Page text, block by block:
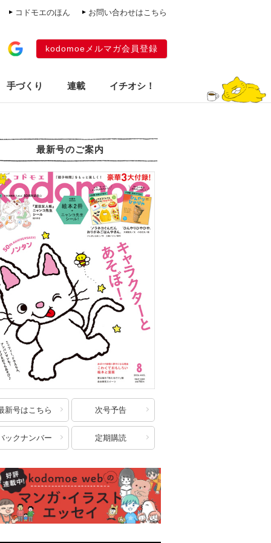
コドモエのほん お問い合わせはこちら
kodomoeメルマガ会員登録
手づくり 連載 イチオシ！
最新号のご案内
新号はこちら 次号予告
ックナンバー 定期購読